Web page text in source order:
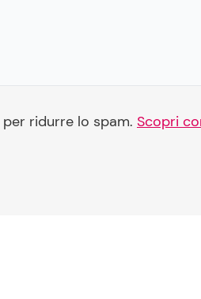
ridurre lo spam. Scopri